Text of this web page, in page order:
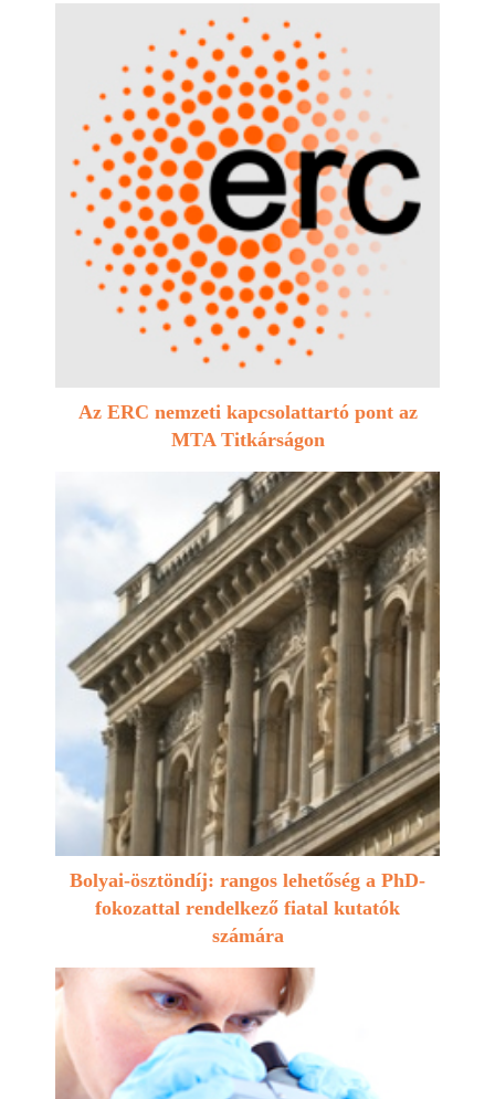
Az ERC nemzeti kapcsolattartó pont az
MTA Titkárságon
Bolyai-ösztöndíj: rangos lehetőség a PhD-
fokozattal rendelkező fiatal kutatók
számára